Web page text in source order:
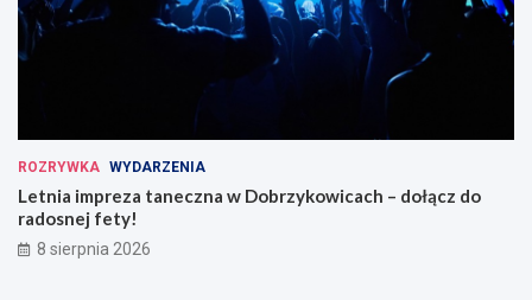
ROZRYWKA WYDARZENIA
Letnia impreza taneczna w Dobrzykowicach – dołącz do
radosnej fety!
8 sierpnia 2026